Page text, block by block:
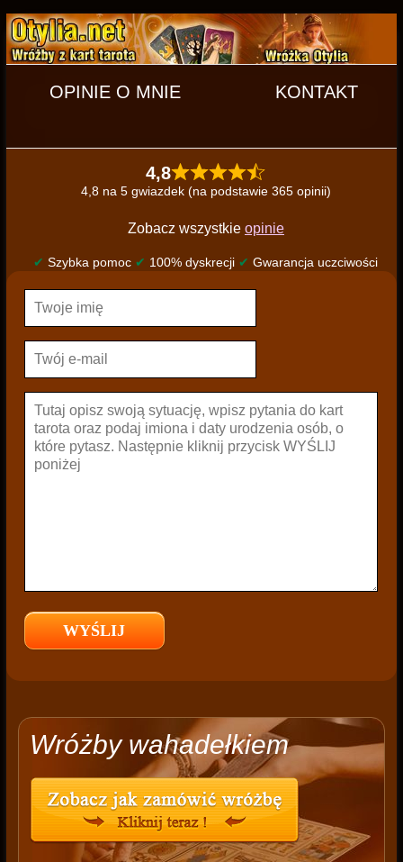
OPINIE O MNIE KONTAKT
4,8
4,8 na 5 gwiazdek (na podstawie 365 opinii)
Zobacz wszystkie opinie
✔ Szybka pomoc ✔ 100% dyskrecji ✔ Gwarancja uczciwości
Wróżby wahadełkiem